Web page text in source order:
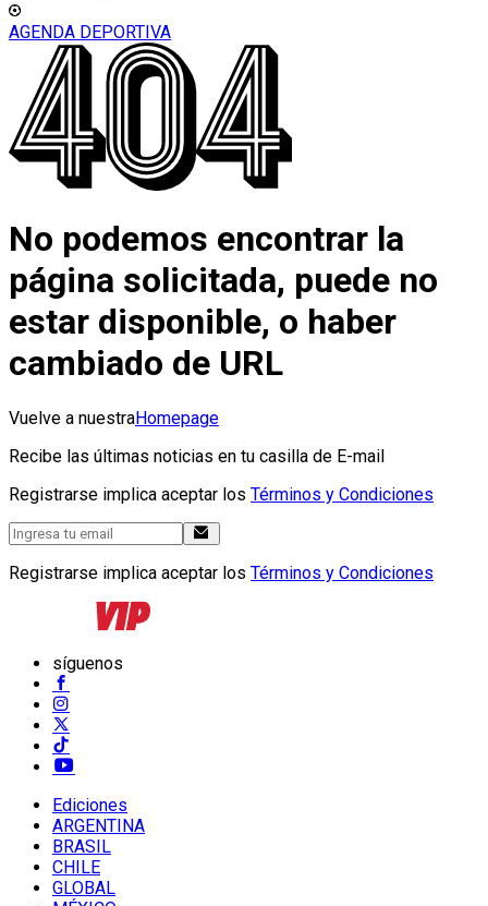
AGENDA DEPORTIVA
No podemos encontrar la
página solicitada, puede no
estar disponible, o haber
cambiado de URL
Vuelve a nuestraHomepage
Recibe las últimas noticias en tu casilla de E-mail
Registrarse implica aceptar los Términos y Condiciones
Registrarse implica aceptar los Términos y Condiciones
síguenos
Ediciones
ARGENTINA
BRASIL
CHILE
GLOBAL